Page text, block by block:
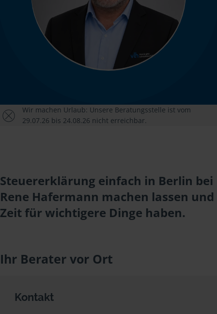
Wir machen Urlaub: Unsere Beratungsstelle ist vom
29.07.26 bis 24.08.26 nicht erreichbar.
Steuererklärung einfach in Berlin bei
Rene Hafermann machen lassen und
Zeit für wichtigere Dinge haben.
Ihr Berater vor Ort
Kontakt